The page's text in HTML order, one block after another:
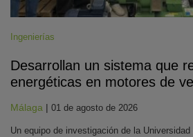
Ingenierías
Desarrollan un sistema que
energéticas en motores de
Málaga | 01 de agosto de 2026
Un equipo de investigación de la